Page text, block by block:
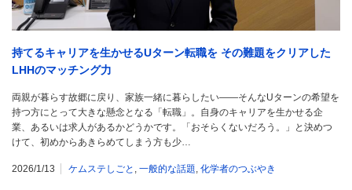
持てるキャリアを生かせるUターン転職を その難題をクリアした
LHHのマッチング力
両親が暮らす故郷に戻り、家族一緒に暮らしたい――そんなUターンの希望を
持つ方にとって大きな懸念となる「転職」。自身のキャリアを生かせる企
業、あるいは求人があるかどうかです。「おそらくないだろう。」と決めつ
けて、初めからあきらめてしまう方も少…
2026/1/13 ケムステしごと 一般的な話題 化学者のつぶやき